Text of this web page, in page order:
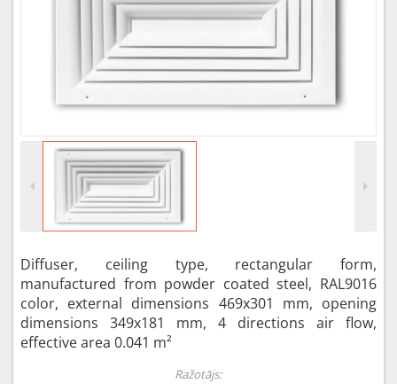
Diffuser, ceiling type, rectangular form,
manufactured from powder coated steel, RAL9016
color, external dimensions 469x301 mm, opening
dimensions 349x181 mm, 4 directions air flow,
effective area 0.041 m²
Ražotājs: